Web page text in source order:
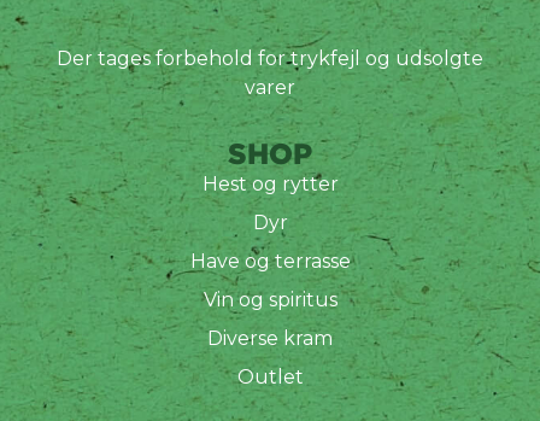
Der tages forbehold for trykfejl og udsolgte
varer
SHOP
Hest og rytter
Dyr
Have og terrasse
Vin og spiritus
Diverse kram
Outlet